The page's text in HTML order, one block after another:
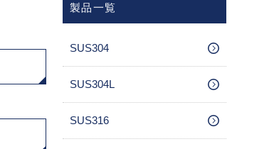
製品一覧
SUS304
SUS304L
SUS316